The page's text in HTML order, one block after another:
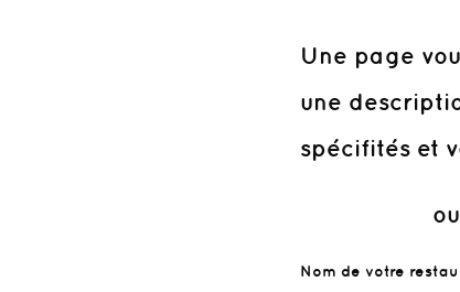
Une page
une
spécifités et
ou
Nom de votre